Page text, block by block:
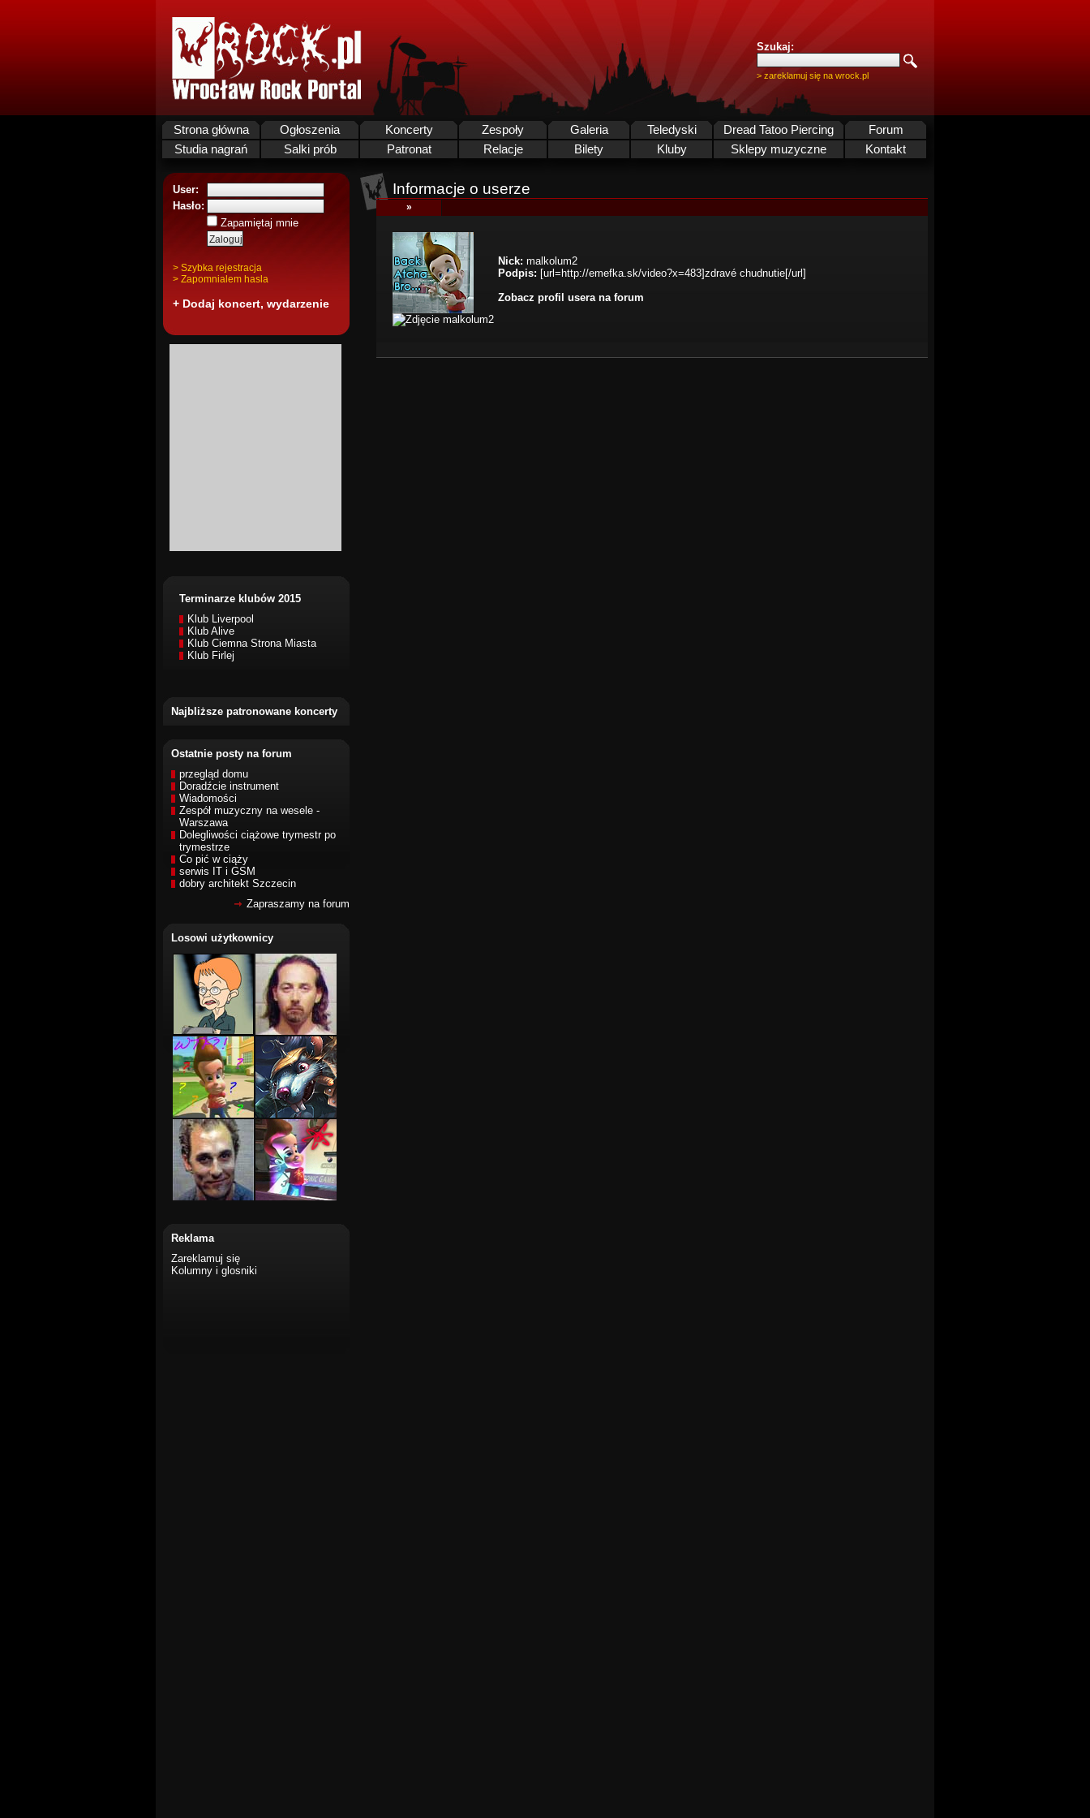
Szukaj:
> zareklamuj się na wrock.pl
Strona główna Ogłoszenia Koncerty Zespoły Galeria Teledyski Dread Tatoo Piercing
Forum
Studia nagrań
Salki prób Patronat Relacje Bilety Kluby Sklepy muzyczne Kontakt
User:
Hasło:
Zapamiętaj mnie
> Szybka rejestracja
> Zapomnialem hasla
+ Dodaj koncert, wydarzenie
Terminarze klubów 2015
Klub Liverpool
Klub Alive
Klub Ciemna Strona Miasta
Klub Firlej
Najbliższe patronowane koncerty
Ostatnie posty na forum
przegląd domu
Doradźcie instrument
Wiadomości
Zespół muzyczny na wesele -
Warszawa
Dolegliwości ciążowe trymestr po
trymestrze
Co pić w ciąży
serwis IT i GSM
dobry architekt Szczecin
Zapraszamy na forum
Losowi użytkownicy
Reklama
Zareklamuj się
Kolumny i glosniki
Informacje o userze
»
Nick: malkolum2
Podpis: [url=http://emefka.sk/video?x=483]zdravé chudnutie[/url]
Zobacz profil usera na forum